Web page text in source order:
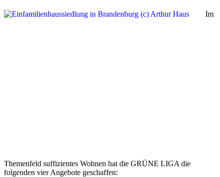
Im
Themenfeld suffizientes Wohnen hat die GRÜNE LIGA die
folgenden vier Angebote geschaffen: